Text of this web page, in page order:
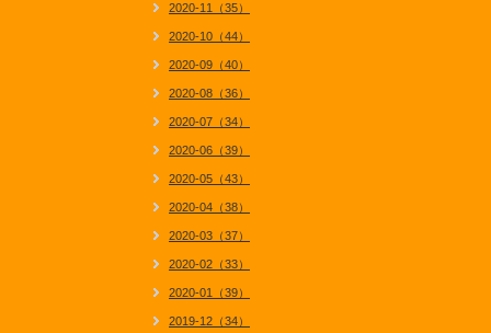
2020-11（35）
2020-10（44）
2020-09（40）
2020-08（36）
2020-07（34）
2020-06（39）
2020-05（43）
2020-04（38）
2020-03（37）
2020-02（33）
2020-01（39）
2019-12（34）